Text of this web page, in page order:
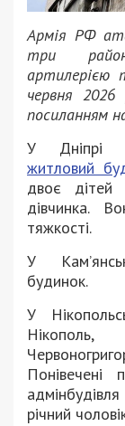
Армія РФ
три
артилерією
червня
посиланням
У Дніпрі
житловий
двоє дітей
дівчинка.
тяжкості.
У
будинок.
У
Понівечені
річний